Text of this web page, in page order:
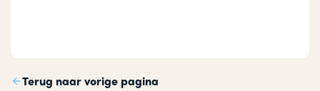
Terug naar vorige pagina